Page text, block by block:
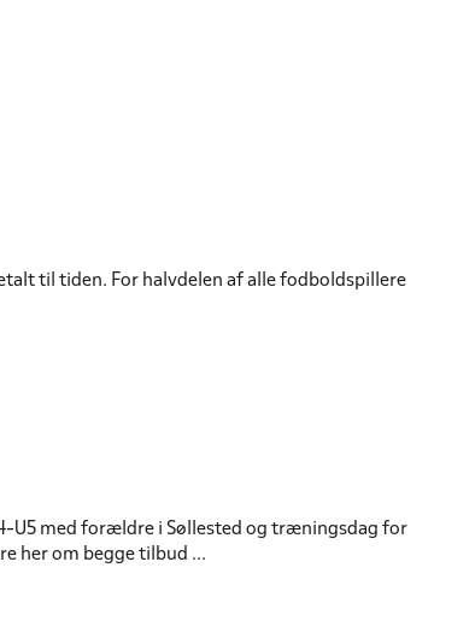
til tiden. For halvdelen af alle fodboldspillere
U5 med forældre i Søllested og træningsdag for
her om begge tilbud ...